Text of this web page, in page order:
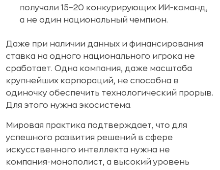
получали 15–20 конкурирующих ИИ-команд,
а не один национальный чемпион.
Даже при наличии данных и финансирования
ставка на одного национального игрока не
сработает. Одна компания, даже масштаба
крупнейших корпораций, не способна в
одиночку обеспечить технологический прорыв.
Для этого нужна экосистема.
Мировая практика подтверждает, что для
успешного развития решений в сфере
искусственного интеллекта нужна не
компания-монополист, а высокий уровень